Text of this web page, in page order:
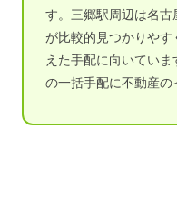
す。三郷駅周辺は名
が比較的見つかりや
えた手配に向いてい
の一括手配に不動産の